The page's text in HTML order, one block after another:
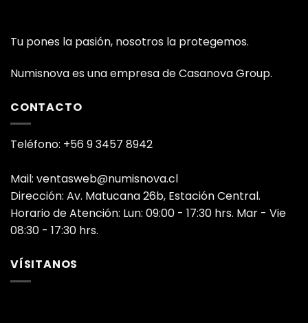
Tu pones la pasión, nosotros la protegemos.
Numisnova es una empresa de Casanova Group.
CONTACTO
Teléfono: +56 9 3457 8942
Mail: ventasweb@numisnova.cl
Dirección: Av. Matucana 26b, Estación Central.
Horario de Atención: Lun: 09:00 - 17:30 hrs. Mar - Vie
08:30 - 17:30 hrs.
VÍSITANOS